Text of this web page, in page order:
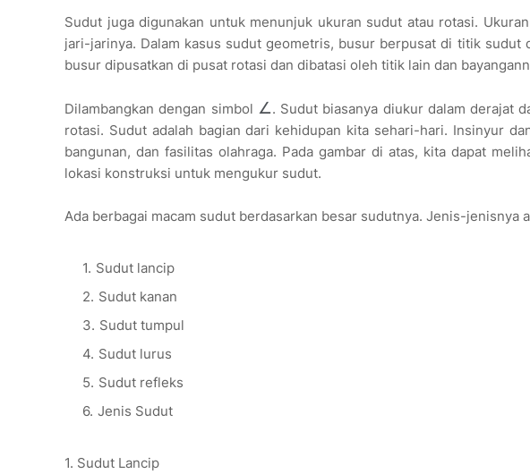
Sudut juga digunakan untuk menunjuk ukuran sudut atau rotasi.
jari-jarinya. Dalam kasus sudut geometris, busur berpusat di titik sudut
busur dipusatkan di pusat rotasi dan dibatasi oleh titik lain dan
Dilambangkan dengan simbol ∠. Sudut biasanya diukur dalam derajat
rotasi. Sudut adalah bagian dari kehidupan kita sehari-hari. Insinyur
bangunan, dan fasilitas olahraga. Pada gambar di atas, kita dapat
lokasi konstruksi untuk mengukur sudut.
Ada berbagai macam sudut berdasarkan besar sudutnya. Jenis-jenisnya
Sudut lancip
Sudut kanan
Sudut tumpul
Sudut lurus
Sudut refleks
Jenis Sudut
1. Sudut Lancip